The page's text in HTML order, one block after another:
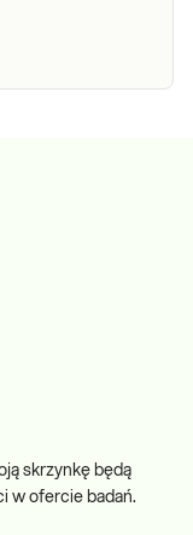
skrzynkę będą
w ofercie badań.